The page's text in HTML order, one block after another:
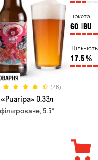
Гіркота
60 IBU
Щільність
17.5%
(26)
«Puaripa» 0.33л
5.5°